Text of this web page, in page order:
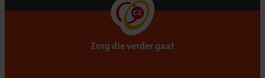
Zorg die verder gaat